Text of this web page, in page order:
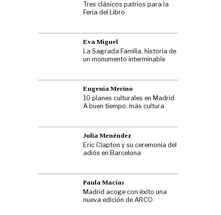
Tres clásicos patrios para la
Feria del Libro
Eva Miguel
La Sagrada Familia, historia de
un monumento interminable
Eugenia Merino
10 planes culturales en Madrid:
A buen tiempo, más cultura
Julia Menéndez
Eric Clapton y su ceremonia del
adiós en Barcelona
Paula Macías
Madrid acoge con éxito una
nueva edición de ARCO